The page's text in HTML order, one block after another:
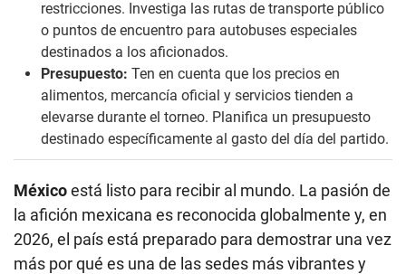
restricciones. Investiga las rutas de transporte público
o puntos de encuentro para autobuses especiales
destinados a los aficionados.
Presupuesto: Ten en cuenta que los precios en
alimentos, mercancía oficial y servicios tienden a
elevarse durante el torneo. Planifica un presupuesto
destinado específicamente al gasto del día del partido.
Méxicoestá listo para recibir al mundo. La pasión de
la afición mexicana es reconocida globalmente y, en
2026, el país está preparado para demostrar una vez
más por qué es una de las sedes más vibrantes y